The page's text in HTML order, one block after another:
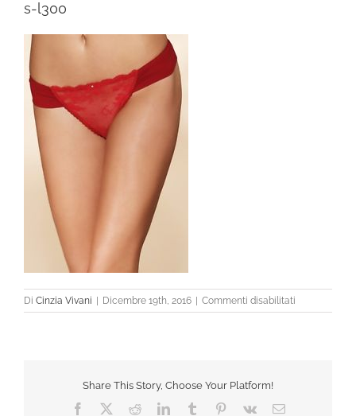
s-l300
Di Cinzia Vivani Dicembre 19th, 2016 Commenti disabilitati
s-
Share This Story, Choose Your Platform!
Facebook RedditLinkedInTumblr Pinterest
Vk Email